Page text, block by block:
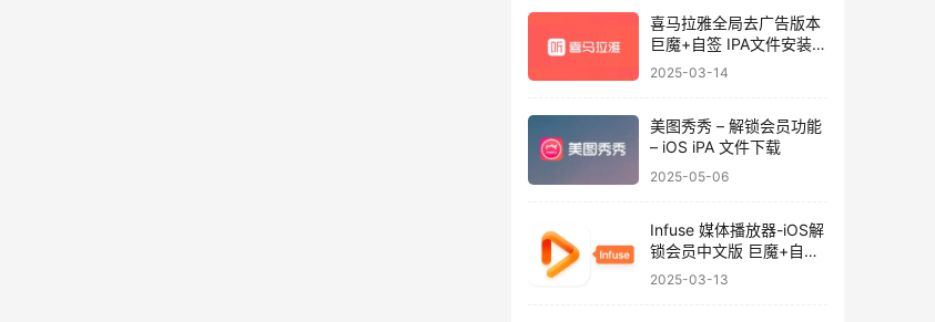
喜马拉雅全局去广告版本
巨魔+自签 IPA文件安装下
载
2025-03-14
美图秀秀 – 解锁会员功能
– iOS iPA 文件下载
2025-05-06
Infuse 媒体播放器-iOS解
锁会员中文版 巨魔+自签
iPA文件
2025-03-13